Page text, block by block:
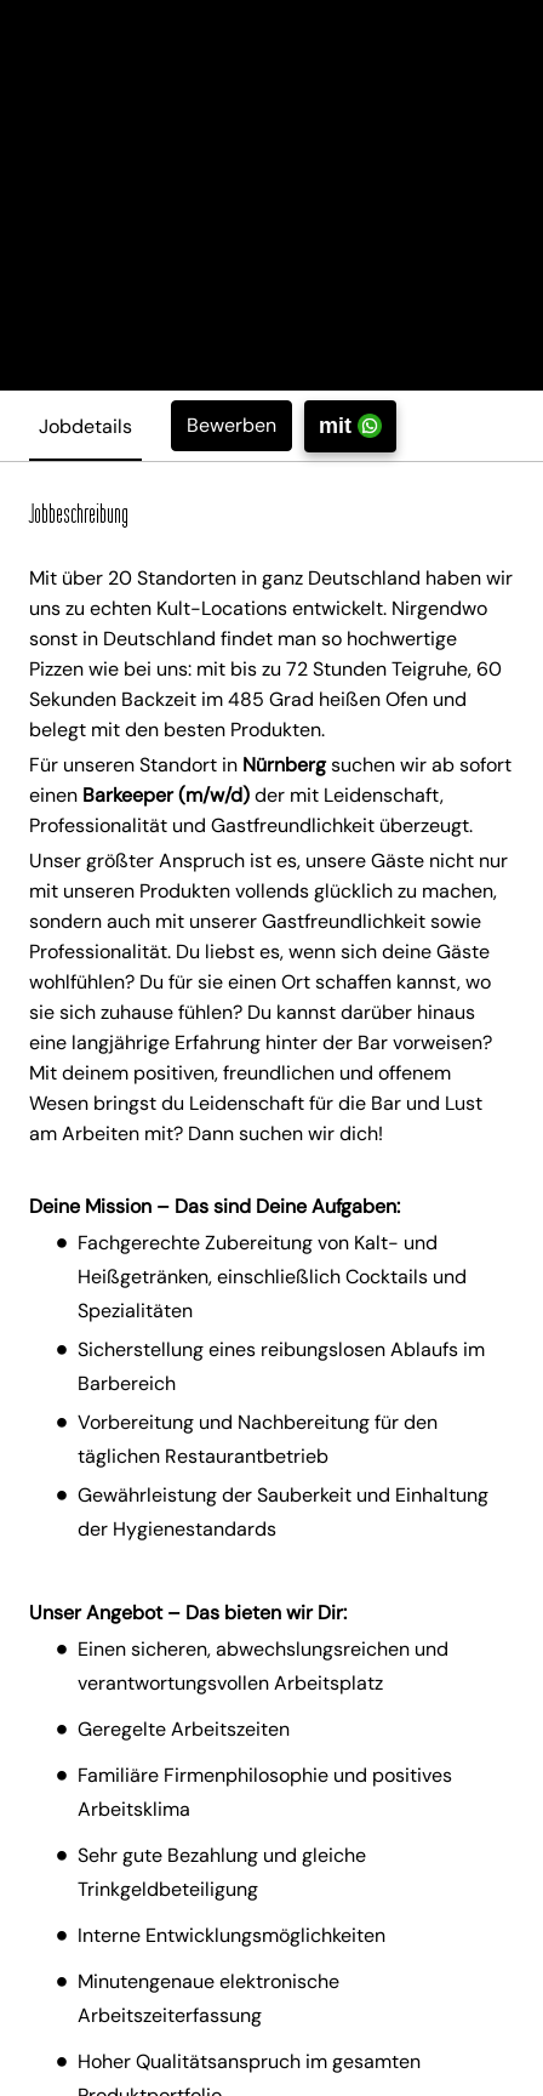
Jobdetails Bewerben mit
Jobbeschreibung
Mit über 20 Standorten in ganz Deutschland haben wir
uns zu echten Kult-Locations entwickelt. Nirgendwo
sonst in Deutschland findet man so hochwertige
Pizzen wie bei uns: mit bis zu 72 Stunden Teigruhe, 60
Sekunden Backzeit im 485 Grad heißen Ofen und
belegt mit den besten Produkten.
Für unseren Standort in Nürnbergsuchen wir ab sofort
einen Barkeeper (m/w/d)der mit Leidenschaft,
Professionalität und Gastfreundlichkeit überzeugt.
Unser größter Anspruch ist es, unsere Gäste nicht nur
mit unseren Produkten vollends glücklich zu machen,
sondern auch mit unserer Gastfreundlichkeit sowie
Professionalität. Du liebst es, wenn sich deine Gäste
wohlfühlen? Du für sie einen Ort schaffen kannst, wo
sie sich zuhause fühlen? Du kannst darüber hinaus
eine langjährige Erfahrung hinter der Bar vorweisen?
Mit deinem positiven, freundlichen und offenem
Wesen bringst du Leidenschaft für die Bar und Lust
am Arbeiten mit? Dann suchen wir dich!
Deine Mission – Das sind Deine Aufgaben:
Fachgerechte Zubereitung von Kalt- und
Heißgetränken, einschließlich Cocktails und
Spezialitäten
Sicherstellung eines reibungslosen Ablaufs im
Barbereich
Vorbereitung und Nachbereitung für den
täglichen Restaurantbetrieb
Gewährleistung der Sauberkeit und Einhaltung
der Hygienestandards
Unser Angebot – Das bieten wir Dir:
Einen sicheren, abwechslungsreichen und
verantwortungsvollen Arbeitsplatz
Geregelte Arbeitszeiten
Familiäre Firmenphilosophie und positives
Arbeitsklima
Sehr gute Bezahlung und gleiche
Trinkgeldbeteiligung
Interne Entwicklungsmöglichkeiten
Minutengenaue elektronische
Arbeitszeiterfassung
Hoher Qualitätsanspruch im gesamten